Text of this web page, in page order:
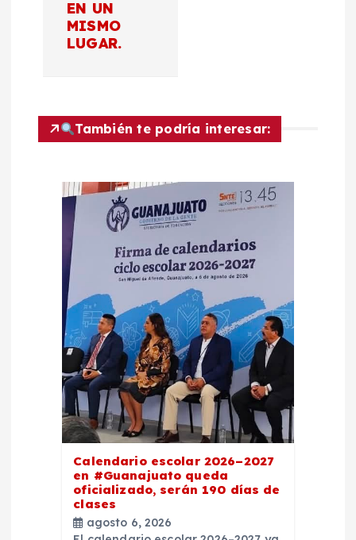
ó
n
EN UN
MISMO
LUGAR.
También te podría interesar:
Calendario escolar 2026–2027
en #Guanajuato queda
oficializado, serán 190 días de
clases
agosto 6, 2026